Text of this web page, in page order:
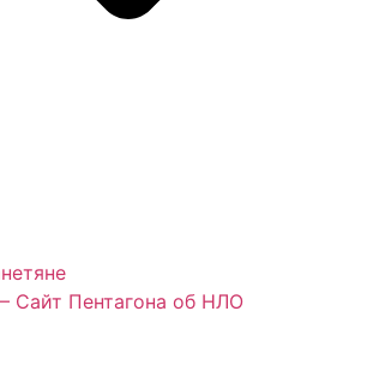
Сайт Пентагона об НЛО